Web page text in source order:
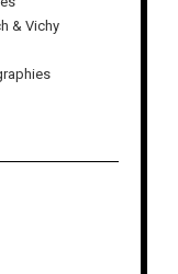
& Vichy